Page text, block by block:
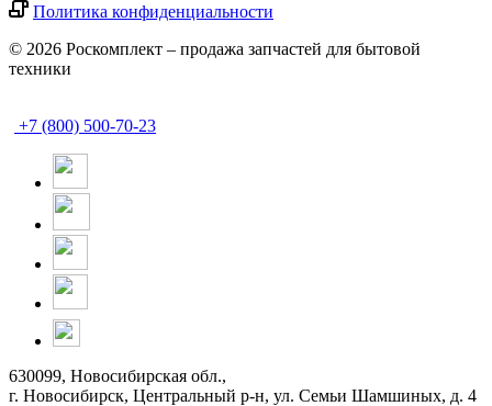
Политика конфиденциальности
© 2026 Роскомплект – продажа запчастей для бытовой
техники
+7 (800) 500-70-23
630099, Новосибирская обл.,
г. Новосибирск, Центральный р-н, ул. Семьи Шамшиных, д. 4